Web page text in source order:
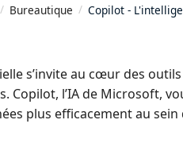
Bureautique Copilot -
s’invite au cœur des
Copilot, l’IA de Microsoft,
plus efficacement au